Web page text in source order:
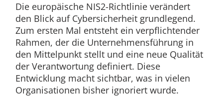
Die europäische NIS2-Richtlinie verändert
den Blick auf Cybersicherheit grundlegend.
Zum ersten Mal entsteht ein verpflichtender
Rahmen, der die Unternehmensführung in
den Mittelpunkt stellt und eine neue Qualität
der Verantwortung definiert. Diese
Entwicklung macht sichtbar, was in vielen
Organisationen bisher ignoriert wurde.